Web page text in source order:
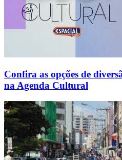
Confira as opções de
na Agenda Cultural